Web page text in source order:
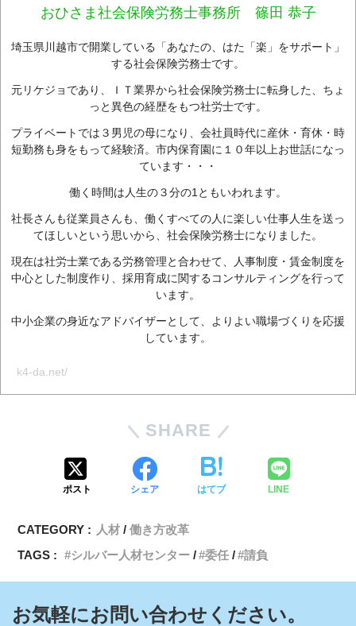
おひさま社会保険労務士事務所 篠田 恭子
埼玉県川越市で開業している「あなたの、はた「楽」をサポート」
する社会保険労務士です。
元リケジョであり、ＩＴ業界から社会保険労務士に転身した、ちょ
っと異色の経歴をもつ社労士です。
プライベートでは３男児の母になり、会社員時代に産休・育休・時
短勤務も身をもって経験済。市内保育園に１０年以上お世話になっ
ています・・・
働く時間は人生の３分の1ともいわれます。
社長さんも従業員さんも、働くすべての人に楽しい仕事人生を送っ
てほしいという思いから、社会保険労務士になりました。
現在は社労士業である労務管理と合わせて、人事制度・賃金制度を
中心とした制度作り、採用育成に関するコンサルティングを行って
います。
中小企業の身近なアドバイザーとして、よりよい職場づくりを応援
しています。
k4-da.net/
SHARE
ポスト シェア はてブ LINE
CATEGORY : 人材
働き方改革
TAGS :
シルバー人材センター 委任 請負
お気軽にお問い合わせください。